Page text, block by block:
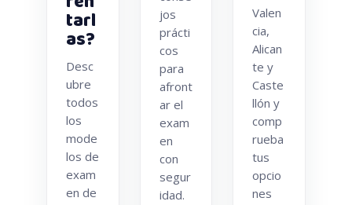
tarl
as?
Desc
ubre
todos
los
mode
los de
exam
en de
jos
prácti
cos
para
afront
ar el
exam
en
con
segur
idad.
Valen
cia,
Alican
te y
Caste
llón y
comp
rueba
tus
opcio
nes